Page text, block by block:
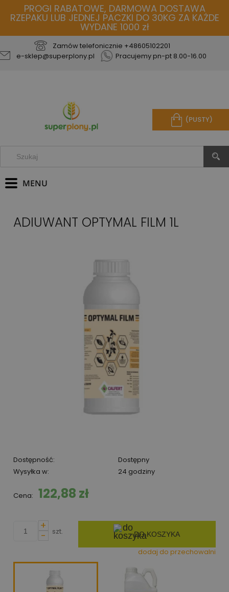
PROGI RABATOWE, DARMOWA DOSTAWA
RZEPAKU LUB JEDNEJ PACZKI DO 30KG ZA KAŻDE
WYDANE 1000 zł
Zamów telefonicznie +48605102201
e-sklep@superplony.pl
Pracujemy pn-pt 8.00-16.00
(PUSTY)
ADIUWANT OPTYMAL FILM 1L
Dostępność:
Dostępny
Wysyłka w:
24 godziny
Cena: 122,88 zł
+
-
szt. DO KOSZYKA
dodaj do przechowalni